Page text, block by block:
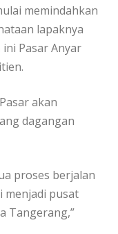
memindahkan
lapaknya
Pasar Anyar
akan
dagangan
proses berjalan
menjadi pusat
Tangerang,”